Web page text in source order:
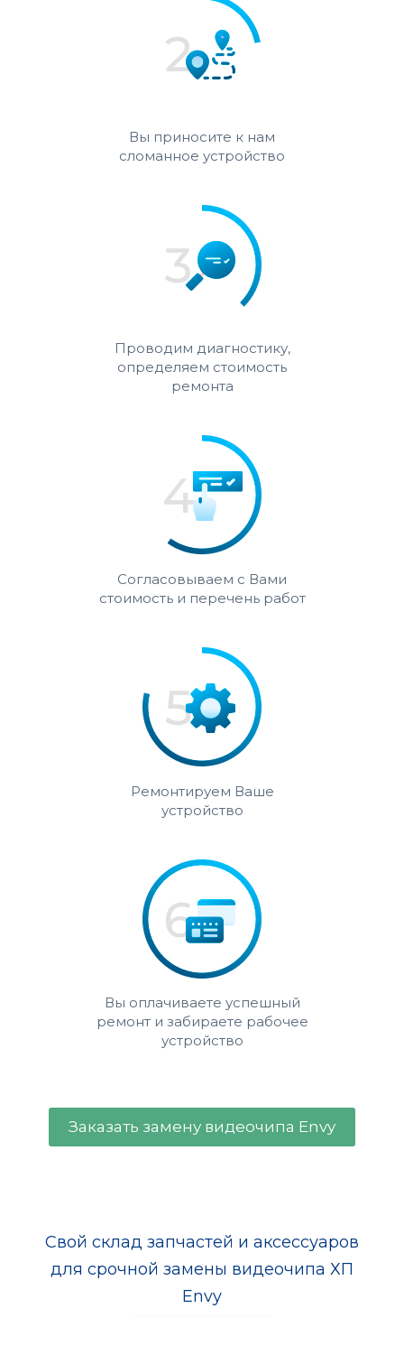
Вы приносите к нам
сломанное устройство
Проводим диагностику,
определяем стоимость
ремонта
Согласовываем с Вами
стоимость и перечень работ
Ремонтируем Ваше
устройство
Вы оплачиваете успешный
ремонт и забираете рабочее
устройство
Заказать замену видеочипа Envy
Свой склад запчастей и аксессуаров
для срочной замены видеочипа ХП
Envy